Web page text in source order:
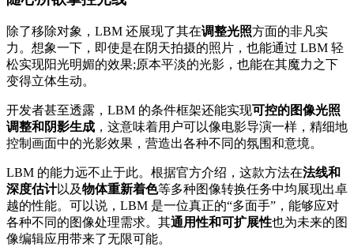
除了移除对象，LBM 还展现了其在调整光照方面的非凡实
力。想象一下，即使是在阴天拍摄的照片，也能通过 LBM 轻
松实现阳光明媚的效果;原本平淡的光影，也能在其魔力之下
变得立体生动。
开发者甚至透露，LBM 的条件框架还能实现可控的图像光照
调整和阴影生成 ，这意味着用户可以像电影导演一样，精细地
控制画面中的光影效果，营造出各种不同的氛围和意境。
LBM 的能力远不止于此。根据官方介绍，这款方法在法线和
深度估计以及物体重新着色等多种图像转换任务中均展现出卓
越的性能。可以说，LBM 是一位真正的“多面手”，能够应对
各种不同的图像处理需求。其通用性和可扩展性也为未来的图
像编辑应用带来了无限可能。